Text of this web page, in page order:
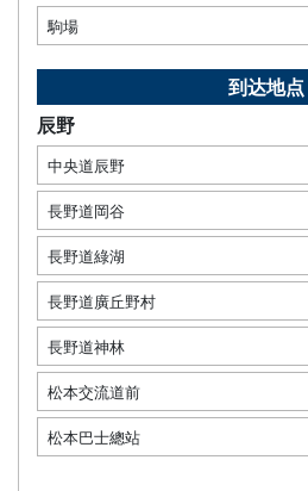
駒場
到达地点
辰野
中央道辰野
長野道岡谷
長野道綠湖
長野道廣丘野村
長野道神林
松本交流道前
松本巴士總站